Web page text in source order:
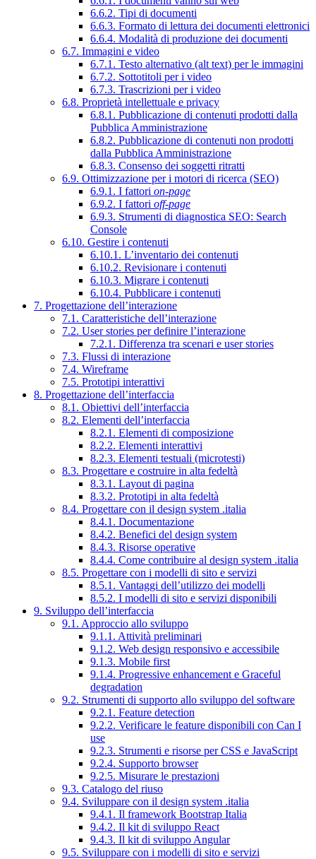
6.6.2. Tipi di documenti
6.6.3. Formato di lettura dei documenti elettronici
6.6.4. Modalità di produzione dei documenti
6.7. Immagini e video
6.7.1. Testo alternativo (alt text) per le immagini
6.7.2. Sottotitoli per i video
6.7.3. Trascrizioni per i video
6.8. Proprietà intellettuale e privacy
6.8.1. Pubblicazione di contenuti prodotti dalla
Pubblica Amministrazione
6.8.2. Pubblicazione di contenuti non prodotti
dalla Pubblica Amministrazione
6.8.3. Consenso dei soggetti ritratti
6.9. Ottimizzazione per i motori di ricerca (SEO)
6.9.1. I fattori on-page
6.9.2. I fattori off-page
6.9.3. Strumenti di diagnostica SEO: Search
Console
6.10. Gestire i contenuti
6.10.1. L’inventario dei contenuti
6.10.2. Revisionare i contenuti
6.10.3. Migrare i contenuti
6.10.4. Pubblicare i contenuti
7. Progettazione dell’interazione
7.1. Caratteristiche dell’interazione
7.2. User stories per definire l’interazione
7.2.1. Differenza tra scenari e user stories
7.3. Flussi di interazione
7.4. Wireframe
7.5. Prototipi interattivi
8. Progettazione dell’interfaccia
8.1. Obiettivi dell’interfaccia
8.2. Elementi dell’interfaccia
8.2.1. Elementi di composizione
8.2.2. Elementi interattivi
8.2.3. Elementi testuali (microtesti)
8.3. Progettare e costruire in alta fedeltà
8.3.1. Layout di pagina
8.3.2. Prototipi in alta fedeltà
8.4. Progettare con il design system .italia
8.4.1. Documentazione
8.4.2. Benefici del design system
8.4.3. Risorse operative
8.4.4. Come contribuire al design system .italia
8.5. Progettare con i modelli di sito e servizi
8.5.1. Vantaggi dell’utilizzo dei modelli
8.5.2. I modelli di sito e servizi disponibili
9. Sviluppo dell’interfaccia
9.1. Approccio allo sviluppo
9.1.1. Attività preliminari
9.1.2. Web design responsivo e accessibile
9.1.3. Mobile first
9.1.4. Progressive enhancement e Graceful
degradation
9.2. Strumenti di supporto allo sviluppo del software
9.2.1. Feature detection
9.2.2. Verificare le feature disponibili con Can I
use
9.2.3. Strumenti e risorse per CSS e JavaScript
9.2.4. Supporto browser
9.2.5. Misurare le prestazioni
9.3. Catalogo del riuso
9.4. Sviluppare con il design system .italia
9.4.1. Il framework Bootstrap Italia
9.4.2. Il kit di sviluppo React
9.4.3. Il kit di sviluppo Angular
9.5. Sviluppare con i modelli di sito e servizi